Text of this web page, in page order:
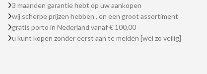
3 maanden garantie hebt op uw aankopen
wij scherpe prijzen hebben , en een groot assortiment
gratis porto in Nederland vanaf € 100,00
u kunt kopen zonder eerst aan te melden [wel zo veilig]